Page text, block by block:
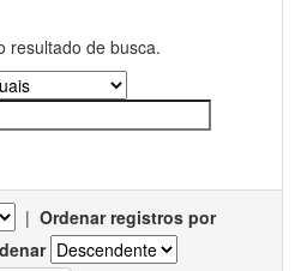
resultado de busca.
| Ordenar registros por